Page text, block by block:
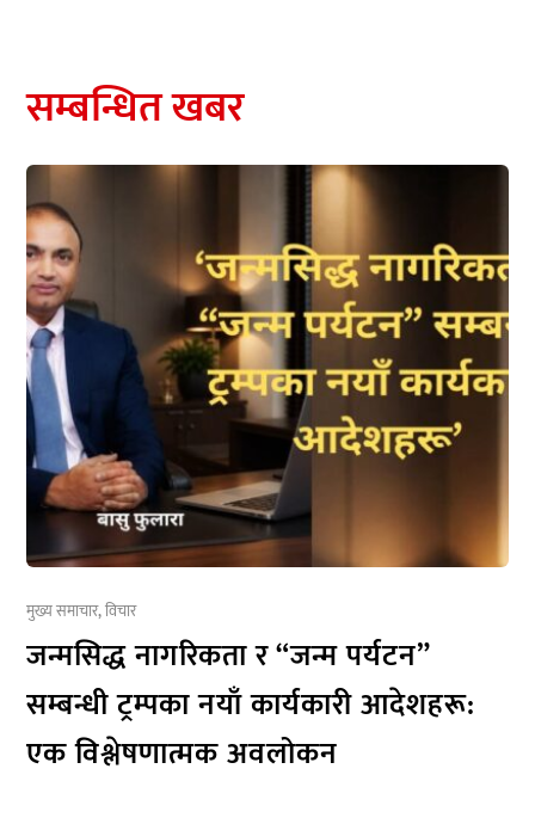
सम्बन्धित खबर
मुख्य समाचार,विचार
जन्मसिद्ध नागरिकता र “जन्म पर्यटन”
सम्बन्धी ट्रम्पका नयाँ कार्यकारी आदेशहरू:
एक विश्लेषणात्मक अवलोकन